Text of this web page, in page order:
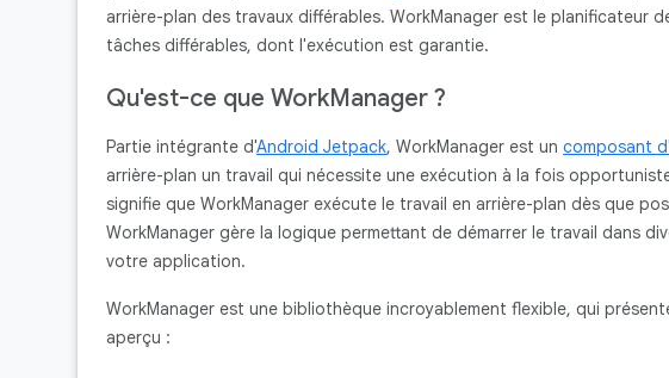
arrière-plan des travaux différables. WorkManager est le planificateur
tâches différables, dont l'exécution est garantie.
Qu'est-ce que WorkManager ?
Partie intégrante d'Android Jetpack, WorkManager est un composant
arrière-plan un travail qui nécessite une exécution à la fois
signifie que WorkManager exécute le travail en arrière-plan dès que
WorkManager gère la logique permettant de démarrer le travail dans
votre application.
WorkManager est une bibliothèque incroyablement flexible, qui
aperçu :